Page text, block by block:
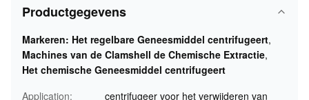
Productgegevens
Markeren: Het regelbare Geneesmiddel centrifugeert,
Machines van de Clamshell de Chemische Extractie,
Het chemische Geneesmiddel centrifugeert
Application:
centrifugeer voor het verwijderen van